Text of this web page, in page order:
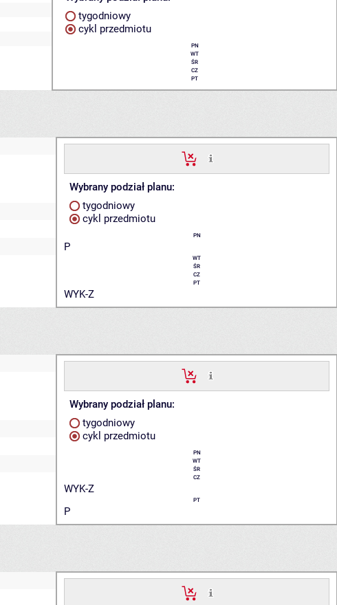
tygodniowy
cykl przedmiotu
PN
WT
ŚR
CZ
PT
Wybrany podział planu:
tygodniowy
cykl przedmiotu
PN
P
WT
ŚR
CZ
PT
WYK-Z
Wybrany podział planu:
tygodniowy
cykl przedmiotu
PN
WT
ŚR
CZ
WYK-Z
PT
P